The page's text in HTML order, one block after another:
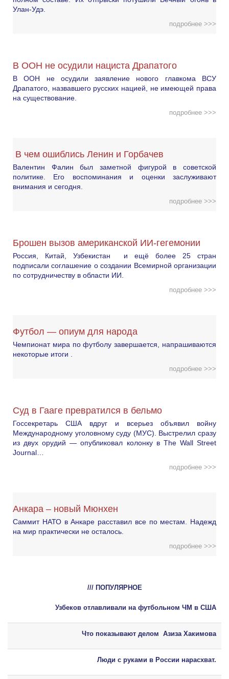
Улан-Удэ.
подробнее >>>
В ООН не осудили нациста Драпатого
В ООН не осудили заявление нового главкома ВСУ
Драпатого, назвавшего русских нацией, не имеющей права
на существование.
подробнее >>>
В чем ошиблись Ленин и Горбачев
Валентин Фалин был заметной фигурой в советской
политике. Его воспоминания и оценки заслуживают
внимания и сегодня.
подробнее >>>
Брошен вызов американской ИИ-гегемонии
Россия, Китай, Узбекистан и ещё более 25 стран
подписали соглашение о создании Всемирной организации
по сотрудничеству в области ИИ.
подробнее >>>
Футбол — опиум для народа
Чемпионат мира по футболу завершается, напрашиваются
некоторые итоги .
подробнее >>>
Суд в Гааге превратился в бельмо
Госсекретарь США вдруг и всерьез объявил войну
Международному уголовному суду (МУС). Выстрелил сразу
из двух орудий — опубликовал колонку в The Wall Street
Journal…
подробнее >>>
Анкара – новый Мюнхен
Саммит НАТО в Анкаре расставил все по местам. Надежд
на мир практически не осталось.
подробнее >>>
/// ПОПУЛЯРНОЕ
Узбеков отлавливали на футбольном ЧМ в США
Что показывают делом Азиза Хакимова
Люди с руками в России нарасхват.